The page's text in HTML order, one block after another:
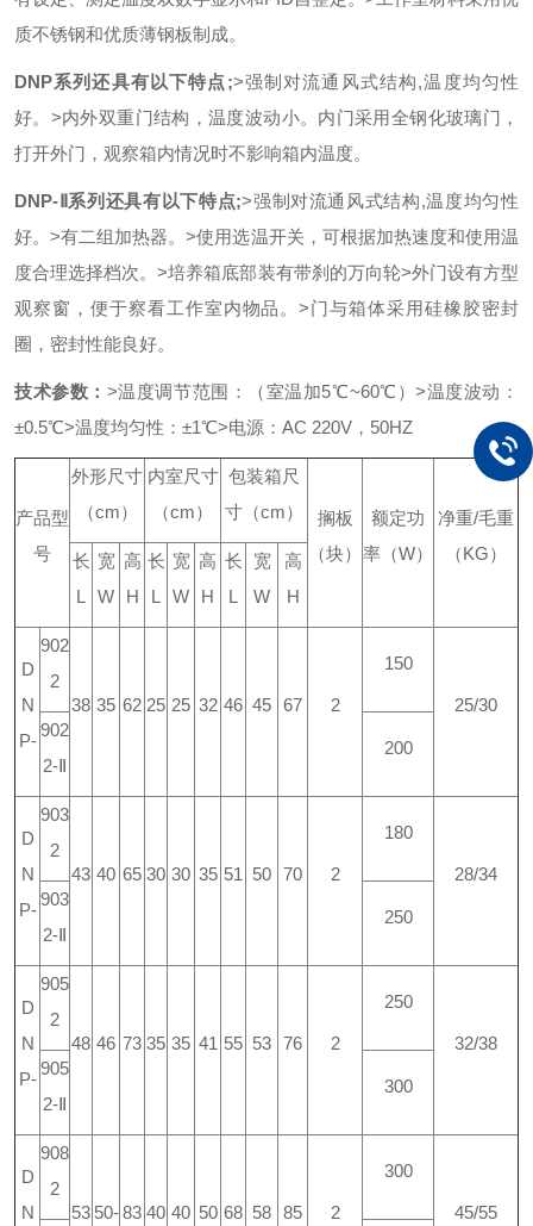
质不锈钢和优质薄钢板制成。
DNP系列还具有以下特点;>强制对流通风式结构,温度均匀性
好。 >内外双重门结构，温度波动小。内门采用全钢化玻璃门，
打开外门，观察箱内情况时不影响箱内温度。
DNP-Ⅱ系列还具有以下特点;>强制对流通风式结构,温度均匀性
好。>有二组加热器。>使用选温开关，可根据加热速度和使用温
度合理选择档次。>培养箱底部装有带刹的万向轮>外门设有方型
观察窗，便于察看工作室内物品。>门与箱体采用硅橡胶密封
圈，密封性能良好。
技术参数： >温度调节范围：（室温加5℃~60℃）>温度波动：
±0.5℃>温度均匀性：±1℃>电源：AC 220V，50HZ
产品型
号
外形尺寸
（cm）
内室尺寸
（cm）
包装箱尺
寸（cm）
搁板
（块）
额定功
率（W）
净重/毛重
（KG）
长
L
宽
W
高
H
长
L
宽
W
高
H
长
L
宽
W
高
H
D
N
P-
902
2
38 35 62 25 25 32 46 45 67 2
150
25/30
902
2-Ⅱ
200
D
N
P-
903
2
43 40 65 30 30 35 51 50 70 2
180
28/34
903
2-Ⅱ
250
D
N
P-
905
2
48 46 73 35 35 41 55 53 76 2
250
32/38
905
2-Ⅱ
300
D
N
908
2
53 50- 83 40 40 50 68 58 85 2
300
45/55